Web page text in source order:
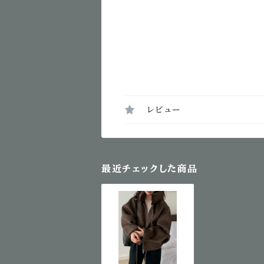
レビュー
最近チェックした商品